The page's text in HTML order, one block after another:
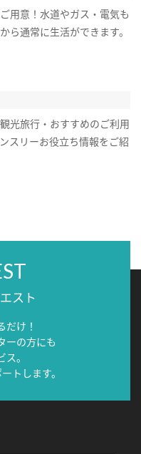
用意！水道やガス・電気も
ら通常に生活ができます。
光旅行・おすすめのご利用
スリーお役立ち情報をご紹
スト
だけ！
ーの方にも
。
トします。